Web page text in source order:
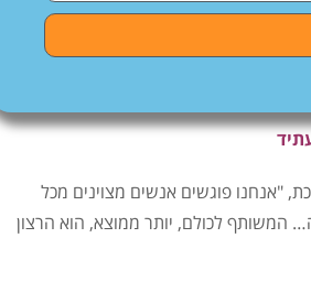
"אנחנו פוגשים אנשים מצוינים מכל
המשותף לכולם, יותר ממוצא, הוא הרצון